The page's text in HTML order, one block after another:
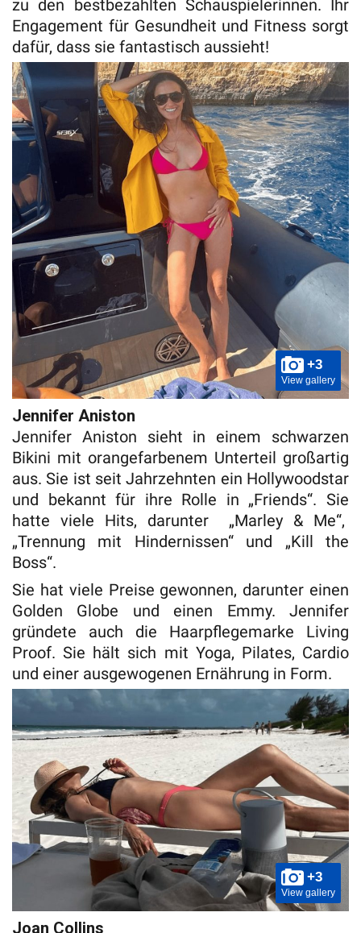
zu den bestbezahlten Schauspielerinnen. Ihr
Engagement für Gesundheit und Fitness sorgt
dafür, dass sie fantastisch aussieht!
+3
View gallery
Jennifer Aniston
Jennifer Aniston sieht in einem schwarzen
Bikini mit orangefarbenem Unterteil großartig
aus. Sie ist seit Jahrzehnten ein Hollywoodstar
und bekannt für ihre Rolle in „Friends“. Sie
hatte viele Hits, darunter „Marley & Me“,
„Trennung mit Hindernissen“ und „Kill the
Boss“.
Sie hat viele Preise gewonnen, darunter einen
Golden Globe und einen Emmy. Jennifer
gründete auch die Haarpflegemarke Living
Proof. Sie hält sich mit Yoga, Pilates, Cardio
und einer ausgewogenen Ernährung in Form.
+3
View gallery
Joan Collins